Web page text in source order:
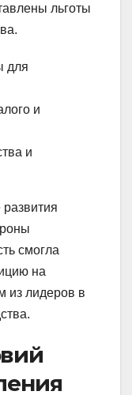
льготы
для
и
и
смогла
на
из лидеров в